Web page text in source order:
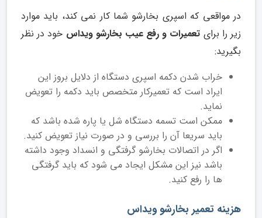
در مواقعی که اسپری بخارشو شما کار نمی کند، باید موارد
زیر را برای تعمیرات و رفع عیب بخارشو ویداس خود در نظر
بگیرید:
خراب شدن دکمه اسپری دستگاه از دلایل بروز این
ایراد است که تعمیرکار متخصص باید دکمه را تعویض
نماید.
ممکن است تسمه دستگاه شل یا پاره شده باشد که
باید سریعا آن را بررسی و در صورت نیاز تعویض کنید.
اگر در اتصالات بخارشو گرفتگی و انسداد وجود داشته
باشد نیز این مشکل ایجاد می شود که باید گرفتگی
ها را رفع کنید.
هزینه تعمیر بخارشو ویداس